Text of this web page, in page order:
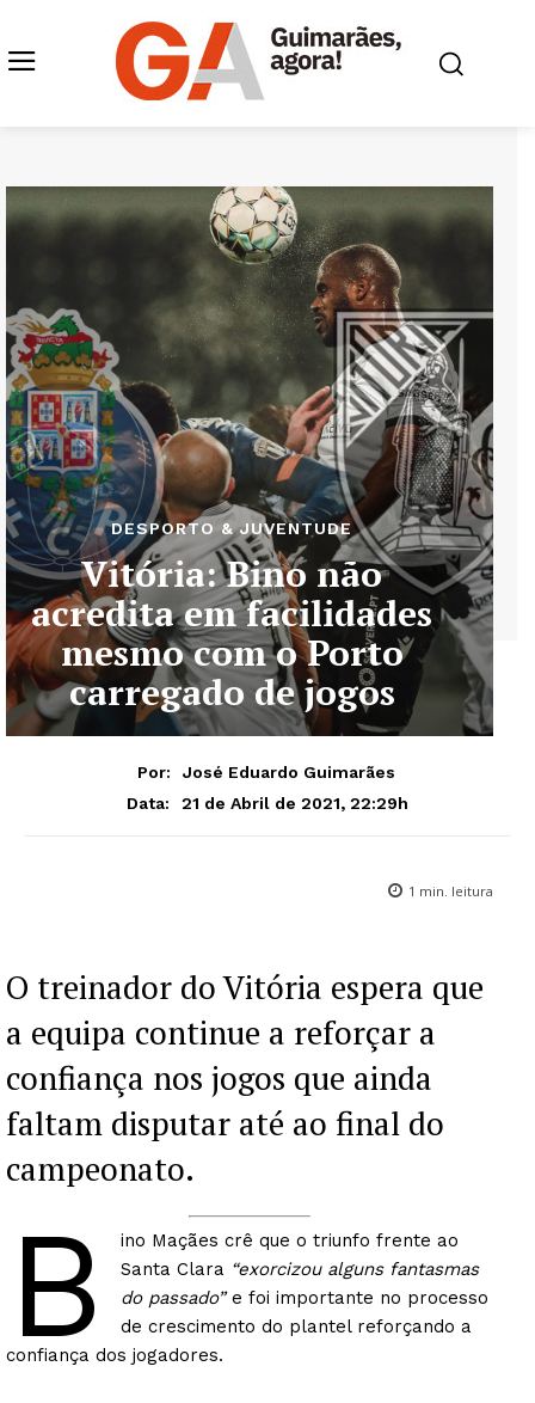
DESPORTO & JUVENTUDE
Vitória: Bino não
acredita em facilidades
mesmo com o Porto
carregado de jogos
Por:
José Eduardo Guimarães
Data:
21 de Abril de 2021, 22:29h
1 min. leitura
O treinador do Vitória espera que
a equipa continue a reforçar a
confiança nos jogos que ainda
faltam disputar até ao final do
campeonato.
B
ino Maçães crê que o triunfo frente ao
Santa Clara “exorcizou alguns fantasmas
do passado”e foi importante no processo
de crescimento do plantel reforçando a
confiança dos jogadores.